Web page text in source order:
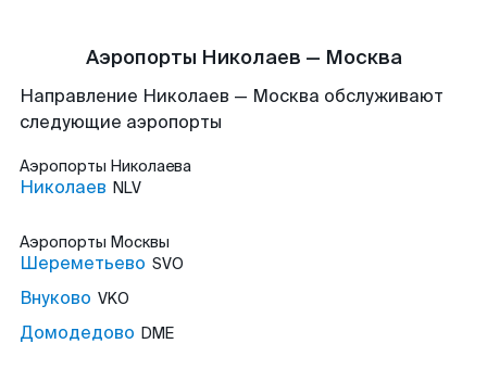
Аэропорты Николаев — Москва
Направление Николаев — Москва обслуживают
следующие аэропорты
Аэропорты Николаева
Николаев NLV
Аэропорты Москвы
Шереметьево SVO
Внуково VKO
Домодедово DME